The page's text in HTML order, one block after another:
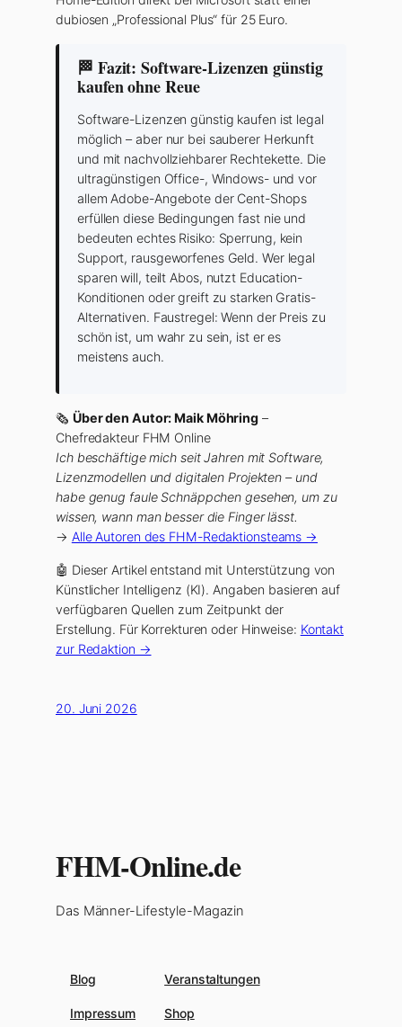
dubiosen „Professional Plus“ für 25 Euro.
🏁 Fazit: Software-Lizenzen günstig
kaufen ohne Reue
Software-Lizenzen günstig kaufen ist legal
möglich – aber nur bei sauberer Herkunft
und mit nachvollziehbarer Rechtekette. Die
ultragünstigen Office-, Windows- und vor
allem Adobe-Angebote der Cent-Shops
erfüllen diese Bedingungen fast nie und
bedeuten echtes Risiko: Sperrung, kein
Support, rausgeworfenes Geld. Wer legal
sparen will, teilt Abos, nutzt Education-
Konditionen oder greift zu starken Gratis-
Alternativen. Faustregel: Wenn der Preis zu
schön ist, um wahr zu sein, ist er es
meistens auch.
🗞 Über den Autor: Maik Möhring –
Chefredakteur FHM Online
Ich beschäftige mich seit Jahren mit Software,
Lizenzmodellen und digitalen Projekten – und
habe genug faule Schnäppchen gesehen, um zu
wissen, wann man besser die Finger lässt.
→ Alle Autoren des FHM-Redaktionsteams →
🤖 Dieser Artikel entstand mit Unterstützung von
Künstlicher Intelligenz (KI). Angaben basieren auf
verfügbaren Quellen zum Zeitpunkt der
Erstellung. Für Korrekturen oder Hinweise: Kontakt
zur Redaktion →
20. Juni 2026
FHM-Online.de
Das Männer-Lifestyle-Magazin
Blog
Impressum
Veranstaltungen
Shop